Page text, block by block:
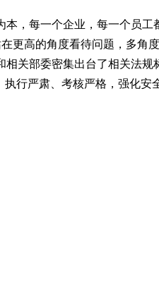
，每一个企业，每一个员工
更高的角度看待问题，多角
关部委密集出台了相关法
行严肃、考核严格，强化安